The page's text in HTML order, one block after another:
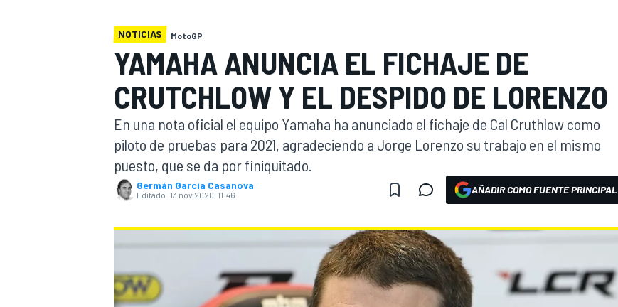
WEC FÓRMULA E
NOTICIAS MotoGP
YAMAHA ANUNCIA EL FICHAJE DE
CRUTCHLOW Y EL DESPIDO DE LORENZO
En una nota oficial el equipo Yamaha ha anunciado el fichaje de Cal Cruthlow como
piloto de pruebas para 2021, agradeciendo a Jorge Lorenzo su trabajo en el mismo
puesto, que se da por finiquitado.
Germán Garcia Casanova
Editado: 13 nov 2020, 11:46 AÑADIR COMO FUENTE PRINCIPAL